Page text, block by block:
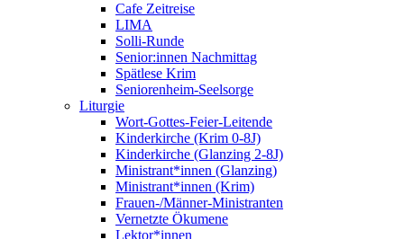
Cafe Zeitreise
LIMA
Solli-Runde
Senior:innen Nachmittag
Spätlese Krim
Seniorenheim-Seelsorge
Liturgie
Wort-Gottes-Feier-Leitende
Kinderkirche (Krim 0-8J)
Kinderkirche (Glanzing 2-8J)
Ministrant*innen (Glanzing)
Ministrant*innen (Krim)
Frauen-/Männer-Ministranten
Vernetzte Ökumene
Lektor*innen